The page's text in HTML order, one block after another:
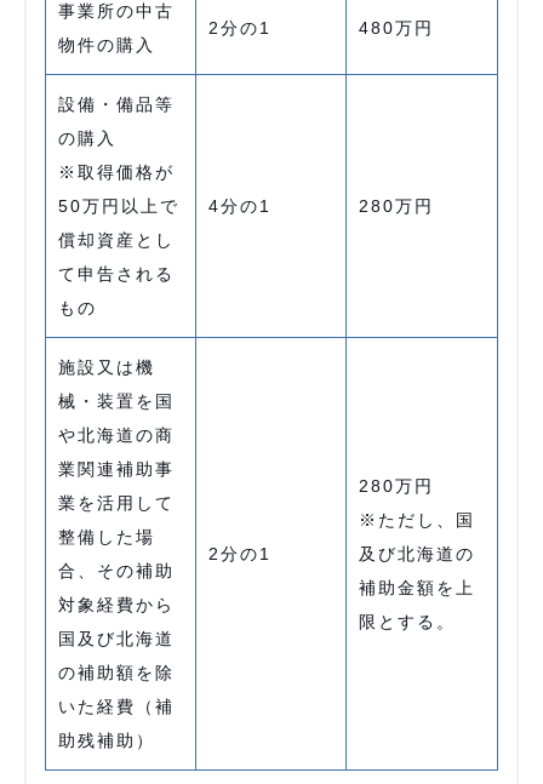
事業所の中古
物件の購入
2分の1 480万円
設備・備品等
の購入
※取得価格が
50万円以上で
償却資産とし
て申告される
もの
4分の1 280万円
施設又は機
械・装置を国
や北海道の商
業関連補助事
業を活用して
整備した場
合、その補助
対象経費から
国及び北海道
の補助額を除
いた経費（補
助残補助）
2分の1
280万円
※ただし、国
及び北海道の
補助金額を上
限とする。